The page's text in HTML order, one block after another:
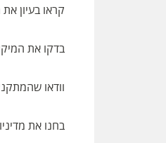
קראו בעיון
בדקו את
וודאו
בחנו את